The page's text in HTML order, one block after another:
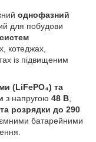
однофазний
для побудови
котеджах,
із підвищеним
(LiFePO₄) та
з напругою 48 В
розрядки до 290
батарейними